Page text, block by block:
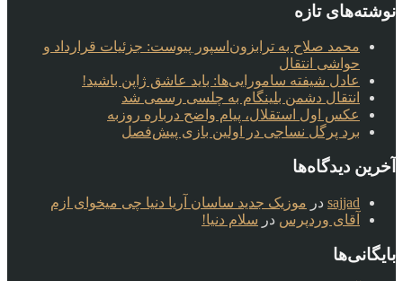
نوشته‌های تازه
محمد صلاح به ترابزون‌اسپور پیوست: جزئیات قرارداد و
حواشی انتقال
عادل شیفته سامورایی‌ها: باید عاشق ژاپن باشید!
انتقال دشمن بلینگام به چلسی رسمی شد
عکس اول استقلال، پیام واضح درباره روزبه
برد پرگل نساجی در اولین بازی پیش‌فصل
آخرین دیدگاه‌ها
sajjad در موزیک جدید ساسان آریا دنیا چی میخوای ازم
آقای وردپرس در سلام دنیا!
بایگانی‌ها